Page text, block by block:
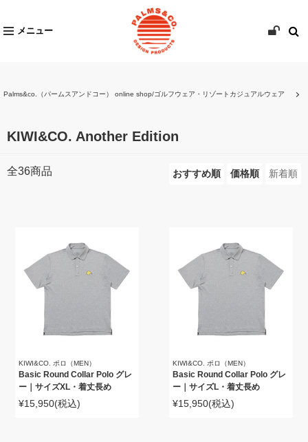
メニュー
Palms&co.（パームスアンドコー） online shop/ゴルフウェア・リゾートカジュアルウェア
KIWI&CO. Another Edition
全36商品 おすすめ順 価格順 新着順
KIWI&CO. ポロ（MEN）
Basic Round Collar Polo グレ
ー｜サイズXL・着丈長め
¥15,950(税込)
KIWI&CO. ポロ（MEN）
Basic Round Collar Polo グレ
ー｜サイズL・着丈長め
¥15,950(税込)